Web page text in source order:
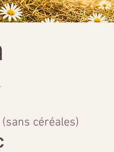
céréales)